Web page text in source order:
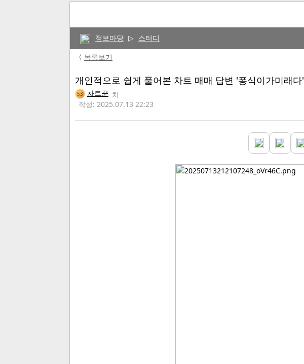
정보마당 ▷ 스터디
〈 목록보기
개인적으로 쉽게 풀어본 차트 매매 답변 '퐁식이가미래다'
53
차트꾼
작성: 2025.07.13 22:23